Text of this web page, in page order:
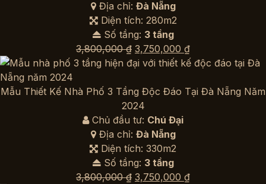
Địa chỉ: Đà Nẵng
Diện tích: 280m2
Số tầng: 3 tầng
3,800,000₫ Giá
gốc
3,800,000 ₫.
3,750,000 ₫Giá
hiện
là:
Mẫu Thiết Kế Nhà Phố 3 Tầng Độc Đáo Tại Đà Nẵng Năm
2024
Chủ đầu tư: Chú Đại
Địa chỉ: Đà Nẵng
Diện tích: 330m2
Số tầng: 3 tầng
3,800,000₫ Giá
3,750,000 ₫Giá